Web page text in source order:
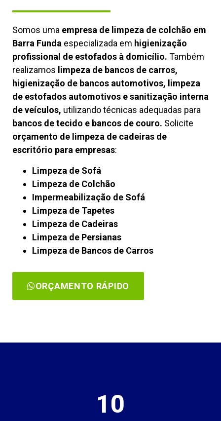
Somos uma empresa de limpeza de colchão em
Barra Funda especializada em higienização
profissional de estofados à domicílio. Também
realizamos limpeza de bancos de carros,
higienização de bancos automotivos, limpeza
de estofados automotivos e sanitização interna
de veículos, utilizando técnicas adequadas para
bancos de tecido e bancos de couro. Solicite
orçamento de limpeza de cadeiras de
escritório para empresas:
Limpeza de Sofá
Limpeza de Colchão
Impermeabilização de Sofá
Limpeza de Tapetes
Limpeza de Cadeiras
Limpeza de Persianas
Limpeza de Bancos de Carros
ORÇAMENTO RÁPIDO
10